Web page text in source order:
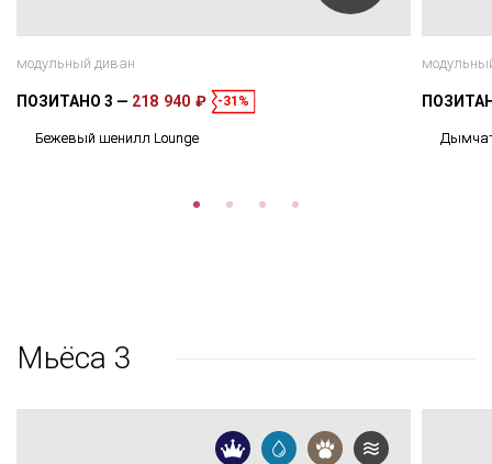
модульный диван
ПОЗИТАНО 3 218 940 ₽ -31%
Бежевый шенилл Lounge
Мьёса 3